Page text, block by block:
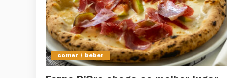
comer \ beber